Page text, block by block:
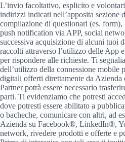
L’invio facoltativo, esplicito e
indirizzi indicati nell’apposita sezione
compilazione di questionari (es.
push notification via APP, social
successiva acquisizione di alcuni tuoi
raccolti attraverso l’utilizzo delle App
per rispondere alle richieste. Ti
dell’utilizzo della connessione mobile
digitali offerti direttamente da Azienda
Partner potrà essere necessario
parti. Ti evidenziamo che potresti
dove potresti essere abilitato a
o bacheche, comunicare con altri, ad
Azienda su Facebook®, LinkedIn®,
network, rivedere prodotti e offerte e